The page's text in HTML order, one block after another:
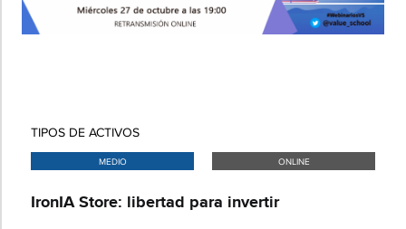
TIPOS DE ACTIVOS
MEDIO ONLINE
IronIA Store: libertad para invertir